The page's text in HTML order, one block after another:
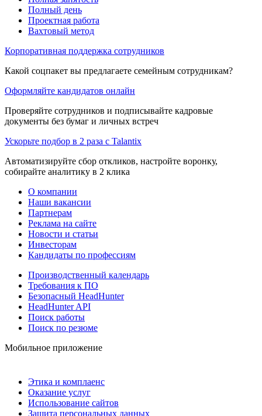
Полный день
Проектная работа
Вахтовый метод
Корпоративная поддержка сотрудников
Какой соцпакет вы предлагаете семейным сотрудникам?
Оформляйте кандидатов онлайн
Проверяйте сотрудников и подписывайте кадровые
документы без бумаг и личных встреч
Ускорьте подбор в 2 раза с Talantix
Автоматизируйте сбор откликов, настройте воронку,
собирайте аналитику в 2 клика
О компании
Наши вакансии
Партнерам
Реклама на сайте
Новости и статьи
Инвесторам
Кандидаты по профессиям
Производственный календарь
Требования к ПО
Безопасный HeadHunter
HeadHunter API
Поиск работы
Поиск по резюме
Мобильное приложение
Этика и комплаенс
Оказание услуг
Использование сайтов
Защита персональных данных